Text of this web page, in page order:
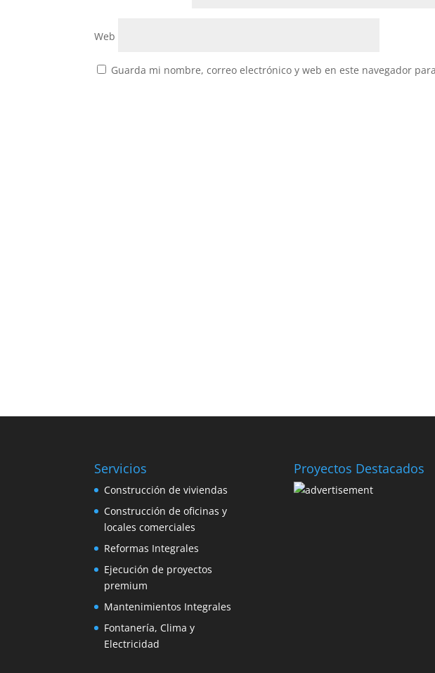
Web
Guarda mi nombre, correo electrónico y web en este navegador
Servicios
Construcción de viviendas
Construcción de oficinas y
locales comerciales
Reformas Integrales
Ejecución de proyectos
premium
Mantenimientos Integrales
Fontanería, Clima y
Electricidad
Proyectos Destacados